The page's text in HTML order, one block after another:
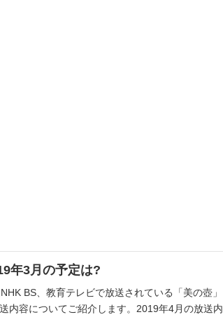
年3月の予定は?
BS、教育テレビで放送されている「美の壺」
内容についてご紹介します。2019年4月の放送内